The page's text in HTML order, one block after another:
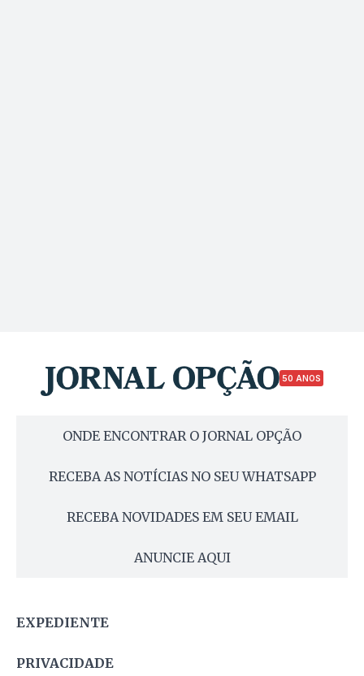
50 ANOS
ONDE ENCONTRAR O JORNAL OPÇÃO
RECEBA AS NOTÍCIAS NO SEU WHATSAPP
RECEBA NOVIDADES EM SEU EMAIL
ANUNCIE AQUI
EXPEDIENTE
PRIVACIDADE